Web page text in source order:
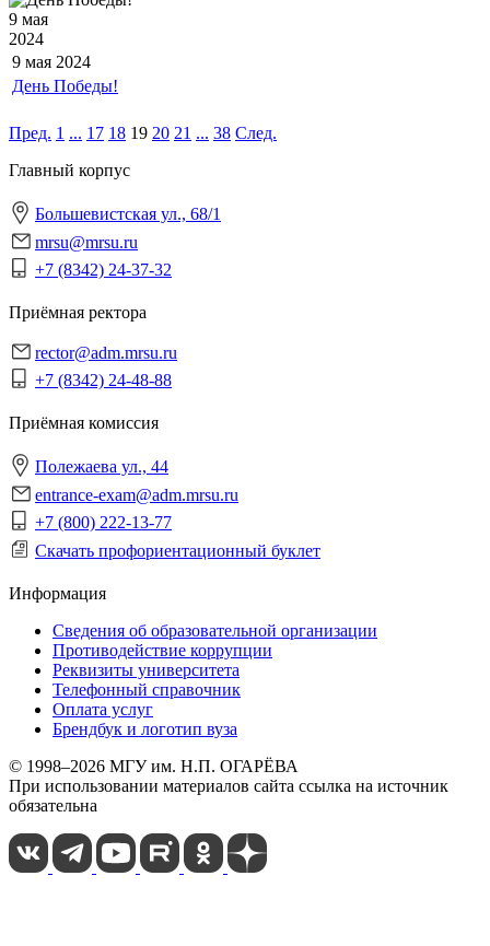
9 мая
2024
9 мая 2024
День Победы!
Пред. 1 ... 17 18 19 20 21 ... 38 След.
Главный корпус
Большевистская ул., 68/1
mrsu@mrsu.ru
+7 (8342) 24-37-32
Приёмная ректора
rector@adm.mrsu.ru
+7 (8342) 24-48-88
Приёмная комиссия
Полежаева ул., 44
entrance-exam@adm.mrsu.ru
+7 (800) 222-13-77
Скачать профориентационный буклет
Информация
Сведения об образовательной организации
Противодействие коррупции
Реквизиты университета
Телефонный справочник
Оплата услуг
Брендбук и логотип вуза
© 1998–2026 МГУ им. Н.П. ОГАРЁВА
При использовании материалов сайта ссылка на источник
обязательна